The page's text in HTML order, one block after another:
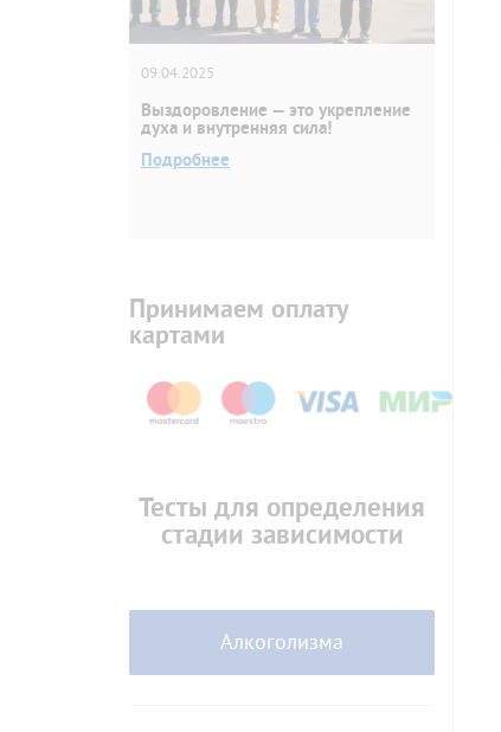
09.04.2025
Выздоровление — это укрепление
духа и внутренняя сила!
Подробнее
Принимаем оплату
картами
Тесты для определения
стадии зависимости
Алкоголизма